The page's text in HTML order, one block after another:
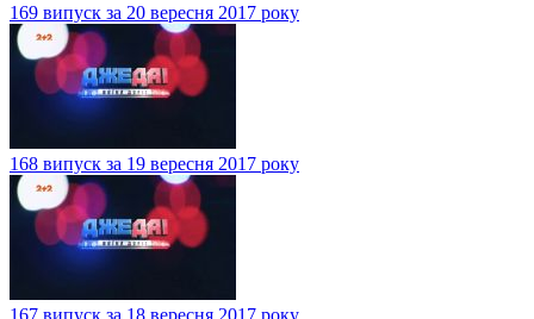
169 випуск за 20 вересня 2017 року
168 випуск за 19 вересня 2017 року
167 випуск за 18 вересня 2017 року